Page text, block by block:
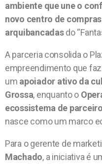
ambiente que une o
novo centro de
arquibancadasdo
A parceria consolida o
empreendimento que
um apoiador ativo da
Grossa, enquanto o
ecossistema de
nasce como um marco
Para o gerente de
Machado, a iniciativa é